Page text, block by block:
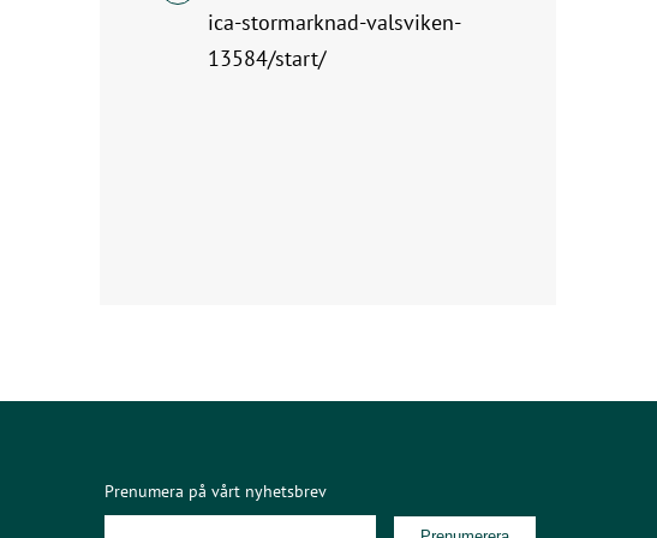
ica-stormarknad-valsviken-
13584/start/
Prenumera på vårt nyhetsbrev